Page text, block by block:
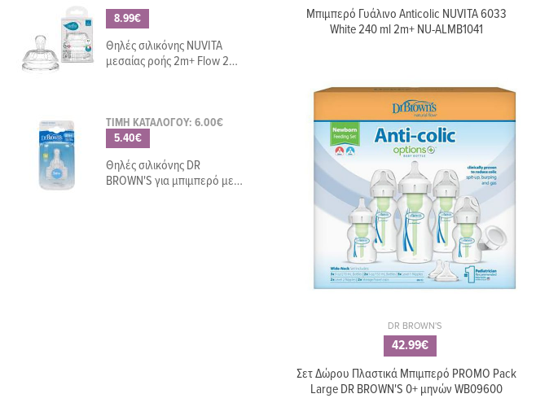
8.99€
Θηλές σιλικόνης NUVITA
μεσαίας ροής 2m+ Flow 2
ΤΙΜΗ ΚΑΤΑΛΟΓΟΥ: 6.00€
5.40€
Θηλές σιλικόνης DR
BROWN'S για μπιμπερό με
ΤΙΜΗ ΚΑΤΑΛΟΓΟΥ: 69.99€
59.90€
ALST1083
6.49€
Θηλές σιλικόνης DR
BROWN'S για μπιμπερό με
φαρδύ λαιμό, επίπεδο 3 (2
τεμ)
Μπιμπερό Γυάλινο Anticolic NUVITA 6033
White 240 ml 2m+ NU-ALMB1041
DR BROWN'S
42.99€
Σετ Δώρου Πλαστικά Μπιμπερό PROMO Pack
Large DR BROWN'S 0+ μηνών WB09600